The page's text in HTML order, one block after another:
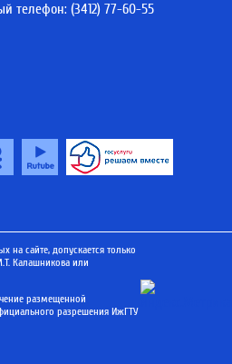
телефон: (3412) 77-60-55
на сайте, допускается только
Калашникова или
размещенной
разрешения ИжГТУ